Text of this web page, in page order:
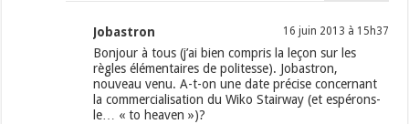
Jobastron 16 juin 2013 à 15h37
Bonjour à tous (j’ai bien compris la leçon sur les
règles élémentaires de politesse). Jobastron,
nouveau venu. A-t-on une date précise concernant
la commercialisation du Wiko Stairway (et espérons-
le… « to heaven »)?